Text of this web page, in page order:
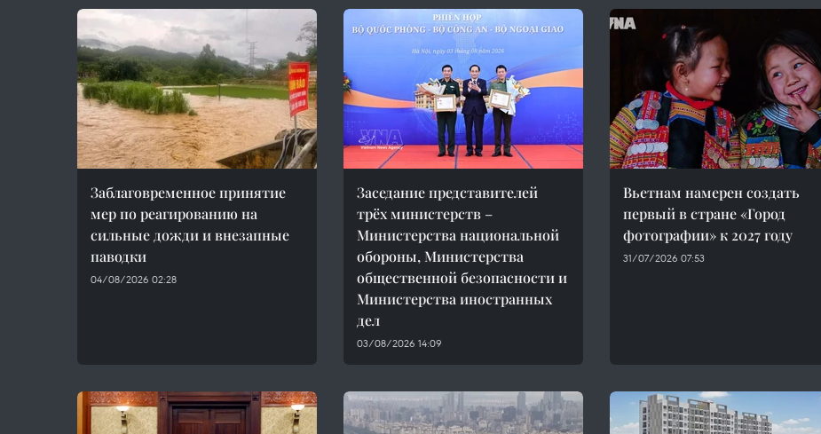
Заблаговременное принятие
мер по реагированию на
сильные дожди и внезапные
паводки
04/08/2026 02:28
Заседание представителей
трёх министерств –
Министерства национальной
обороны, Министерства
общественной безопасности и
Министерства иностранных
дел
03/08/2026 14:09
Вьетнам намерен создать
первый в стране «Город
фотографии» к 2027 году
31/07/2026 07:53